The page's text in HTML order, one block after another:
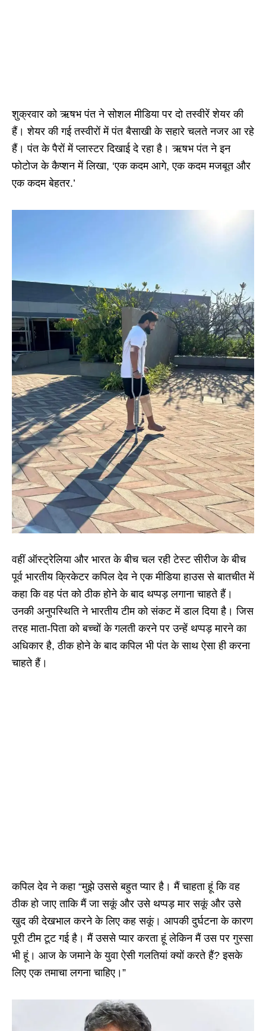
शुक्रवार को ऋषभ पंत ने सोशल मीडिया पर दो तस्वीरें शेयर की
हैं। शेयर की गई तस्वीरों में पंत बैसाखी के सहारे चलते नजर आ रहे
हैं‌। पंत के पैरों में प्लास्टर दिखाई दे रहा है। ऋषभ पंत ने इन
फोटोज के कैप्शन में लिखा, ‘एक कदम आगे, एक कदम मजबूत और
एक कदम बेहतर.’
वहीं ऑस्ट्रेलिया और भारत के बीच चल रही टेस्ट सीरीज के बीच
पूर्व भारतीय क्रिकेटर कपिल देव ने एक मीडिया हाउस से बातचीत में
कहा कि वह पंत को ठीक होने के बाद थप्पड़ लगाना चाहते हैं।
उनकी अनुपस्थिति ने भारतीय टीम को संकट में डाल दिया है। जिस
तरह माता-पिता को बच्चों के गलती करने पर उन्हें थप्पड़ मारने का
अधिकार है, ठीक होने के बाद कपिल भी पंत के साथ ऐसा ही करना
चाहते हैं।
कपिल देव ने कहा “मुझे उससे बहुत प्यार है। मैं चाहता हूं कि वह
ठीक हो जाए ताकि मैं जा सकूं और उसे थप्पड़ मार सकूं और उसे
खुद की देखभाल करने के लिए कह सकूं। आपकी दुर्घटना के कारण
पूरी टीम टूट गई है। मैं उससे प्यार करता हूं लेकिन मैं उस पर गुस्सा
भी हूं। आज के जमाने के युवा ऐसी गलतियां क्यों करते हैं? इसके
लिए एक तमाचा लगना चाहिए।”